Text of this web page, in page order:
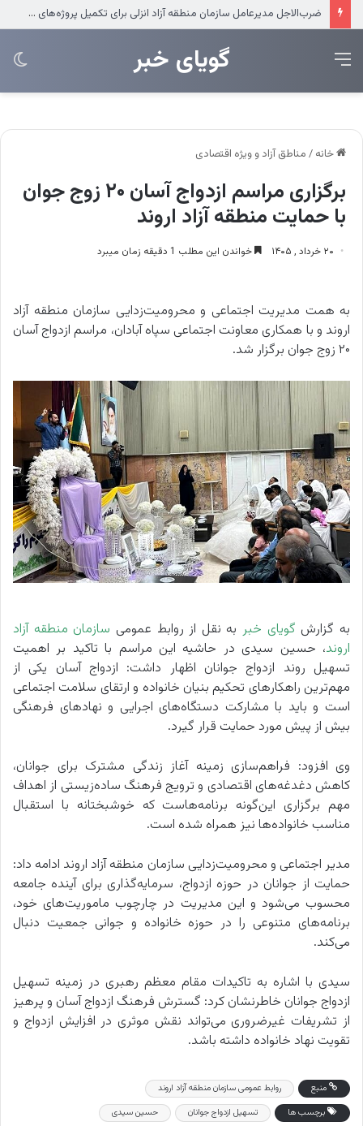
ضرب‌الاجل مدیرعامل سازمان منطقه آزاد انزلی برای تکمیل پروژه‌های عمرانی
‌‌‌گویای خبر منو
خانه / مناطق آزاد و ویژه اقتصادی
برگزاری مراسم ازدواج آسان ۲۰ زوج جوان
با حمایت منطقه آزاد اروند
۲۰ خرداد , ۱۴۰۵ خواندن این مطلب 1 دقیقه زمان میبرد
به همت مدیریت اجتماعی و محرومیت‌زدایی سازمان منطقه آزاد
اروند و با همکاری معاونت اجتماعی سپاه آبادان، مراسم ازدواج آسان
۲۰ زوج جوان برگزار شد.
به گزارش گویای خبربه نقل از روابط عمومی سازمان منطقه آزاد
اروند، حسین سیدی در حاشیه این مراسم با تاکید بر اهمیت
تسهیل روند ازدواج جوانان اظهار داشت: ازدواج آسان یکی از
مهم‌ترین راهکارهای تحکیم بنیان خانواده و ارتقای سلامت اجتماعی
است و باید با مشارکت دستگاه‌های اجرایی و نهادهای فرهنگی
بیش از پیش مورد حمایت قرار گیرد.
وی افزود: فراهم‌سازی زمینه آغاز زندگی مشترک برای جوانان،
کاهش دغدغه‌های اقتصادی و ترویج فرهنگ ساده‌زیستی از اهداف
مهم برگزاری این‌گونه برنامه‌هاست که خوشبختانه با استقبال
مناسب خانواده‌ها نیز همراه شده است.
مدیر اجتماعی و محرومیت‌زدایی سازمان منطقه آزاد اروند ادامه داد:
حمایت از جوانان در حوزه ازدواج، سرمایه‌گذاری برای آینده جامعه
محسوب می‌شود و این مدیریت در چارچوب ماموریت‌های خود،
برنامه‌های متنوعی را در حوزه خانواده و جوانی جمعیت دنبال
می‌کند.
سیدی با اشاره به تاکیدات مقام معظم رهبری در زمینه تسهیل
ازدواج جوانان خاطرنشان کرد: گسترش فرهنگ ازدواج آسان و پرهیز
از تشریفات غیرضروری می‌تواند نقش موثری در افزایش ازدواج و
تقویت نهاد خانواده داشته باشد.
منبع
روابط عمومی سازمان منطقه آزاد اروند
برچسب ها
تسهیل ازدواج جوانان
حسین سیدی